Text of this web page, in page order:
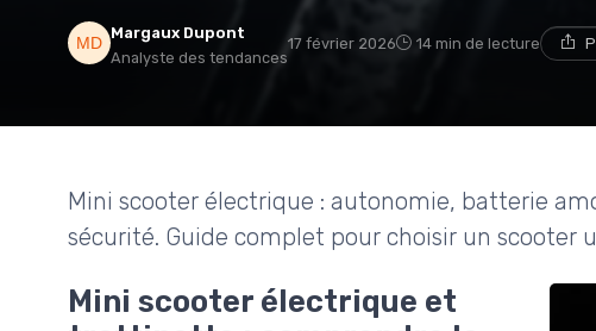
Margaux Dupont
Analyste des tendances
17 février 2026 14 min de lecture
Mini scooter électrique : autonomie, batterie
sécurité. Guide complet pour choisir un scooter
Mini scooter électrique et